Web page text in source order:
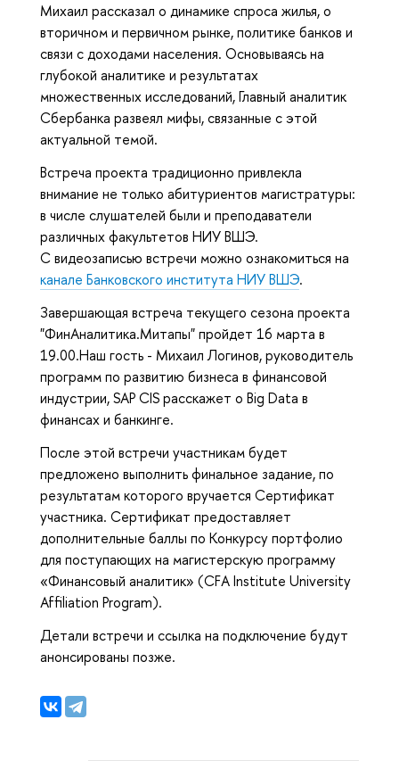
Михаил рассказал о динамике спроса жилья, о
вторичном и первичном рынке, политике банков и
связи с доходами населения. Основываясь на
глубокой аналитике и результатах
множественных исследований, Главный аналитик
Сбербанка развеял мифы, связанные с этой
актуальной темой.
Встреча проекта традиционно привлекла
внимание не только абитуриентов магистратуры:
в числе слушателей были и преподаватели
различных факультетов НИУ ВШЭ.
С видеозаписью встречи можно ознакомиться на
канале Банковского института НИУ ВШЭ.
Завершающая встреча текущего сезона проекта
"ФинАналитика.Митапы" пройдет 16 марта в
19.00.Наш гость - Михаил Логинов, руководитель
программ по развитию бизнеса в финансовой
индустрии, SAP CIS расскажет о Big Data в
финансах и банкинге.
После этой встречи участникам будет
предложено выполнить финальное задание, по
результатам которого вручается Сертификат
участника. Сертификат предоставляет
дополнительные баллы по Конкурсу портфолио
для поступающих на магистерскую программу
«Финансовый аналитик» (CFA Institute University
Affiliation Program).
Детали встречи и ссылка на подключение будут
анонсированы позже.